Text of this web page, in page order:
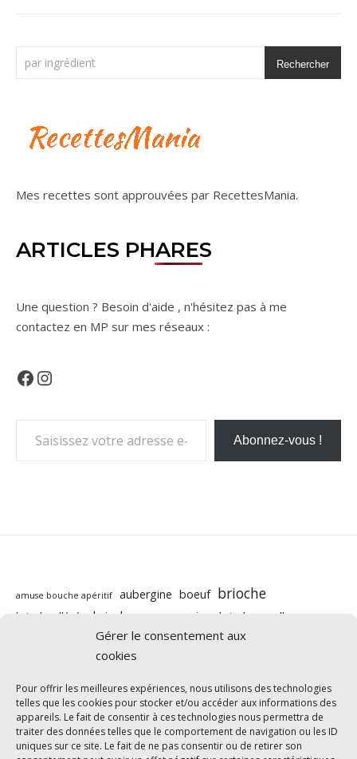
Gérer le consentement aux
cookies
Pour offrir les meilleures expériences, nous utilisons des technologies
telles que les cookies pour stocker et/ou accéder aux informations des
appareils. Le fait de consentir à ces technologies nous permettra de
traiter des données telles que le comportement de navigation ou les ID
uniques sur ce site. Le fait de ne pas consentir ou de retirer son
Rechercher
Mes recettes sont approuvées par RecettesMania.
ARTICLES PHARES
Une question ? Besoin d'aide , n'hésitez pas à me
contactez en MP sur mes réseaux :
Facebook
Instagram
Abonnez-vous !
amuse bouche apéritif aubergine boeuf brioche
brioche allégée brioche au companion brioche moelleuse
cabillaud cannelle caramel beurre salé
chorizo
cookeo cookie cookies courge courgette courgettes
crevettes fraises goûter halloween healthy IG bas light
légumes mascarpone nutella pizza poisson poivron
pomme pomme de terre Pommes poulet ricotta